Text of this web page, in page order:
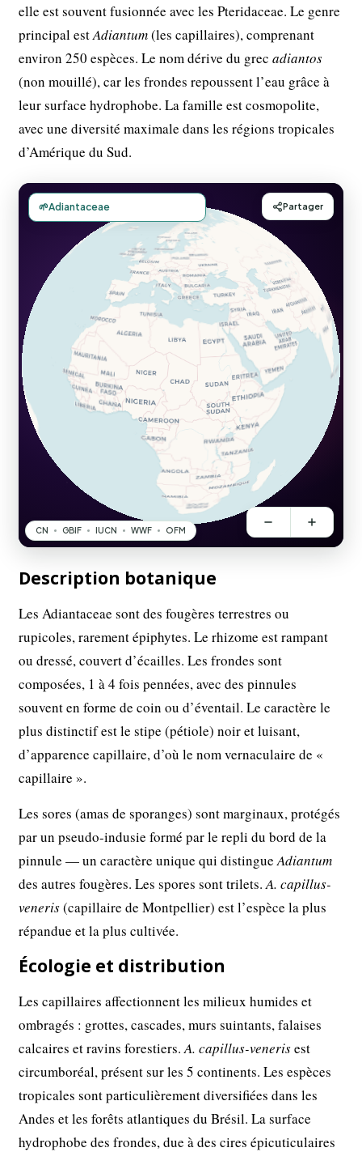
elle est souvent fusionnée avec les Pteridaceae. Le genre
principal estAdiantum(les capillaires), comprenant
environ 250 espèces. Le nom dérive du grecadiantos
(non mouillé), car les frondes repoussent l’eau grâce à
leur surface hydrophobe. La famille est cosmopolite,
avec une diversité maximale dans les régions tropicales
d’Amérique du Sud.
Description botanique
Les Adiantaceae sont des fougères terrestres ou
rupicoles, rarement épiphytes. Le rhizome est rampant
ou dressé, couvert d’écailles. Les frondes sont
composées, 1 à 4 fois pennées, avec des pinnules
souvent en forme de coin ou d’éventail. Le caractère le
plus distinctif est le stipe (pétiole) noir et luisant,
d’apparence capillaire, d’où le nom vernaculaire de «
capillaire ».
Les sores (amas de sporanges) sont marginaux, protégés
par un pseudo-indusie formé par le repli du bord de la
pinnule — un caractère unique qui distingueAdiantum
des autres fougères. Les spores sont trilets.A. capillus-
veneris(capillaire de Montpellier) est l’espèce la plus
répandue et la plus cultivée.
Écologie et distribution
Les capillaires affectionnent les milieux humides et
ombragés : grottes, cascades, murs suintants, falaises
calcaires et ravins forestiers.A. capillus-venerisest
circumboréal, présent sur les 5 continents. Les espèces
tropicales sont particulièrement diversifiées dans les
Andes et les forêts atlantiques du Brésil. La surface
hydrophobe des frondes, due à des cires épicuticulaires